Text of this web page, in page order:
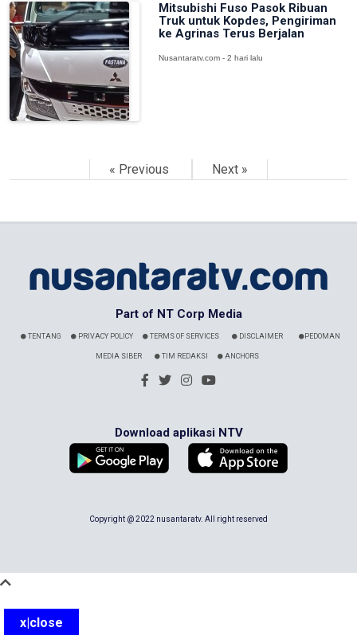
Mitsubishi Fuso Pasok Ribuan
Truk untuk Kopdes, Pengiriman
ke Agrinas Terus Berjalan
Nusantaratv.com - 2 hari lalu
« Previous Next »
Part of NT Corp Media
TENTANG PRIVACY POLICY TERMS OF SERVICES DISCLAIMER PEDOMAN
MEDIA SIBER TIM REDAKSI ANCHORS
Download aplikasi NTV
Copyright @ 2022 nusantaratv. All right reserved
x|close